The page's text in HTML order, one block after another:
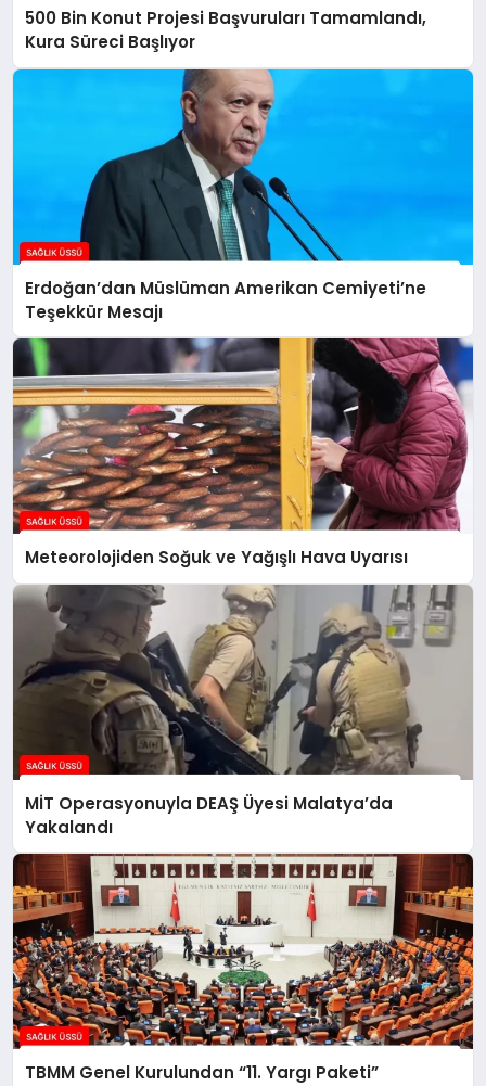
500 Bin Konut Projesi Başvuruları Tamamlandı,
Kura Süreci Başlıyor
Erdoğan’dan Müslüman Amerikan Cemiyeti’ne
Teşekkür Mesajı
Meteorolojiden Soğuk ve Yağışlı Hava Uyarısı
MİT Operasyonuyla DEAŞ Üyesi Malatya’da
Yakalandı
TBMM Genel Kurulundan “11. Yargı Paketi”